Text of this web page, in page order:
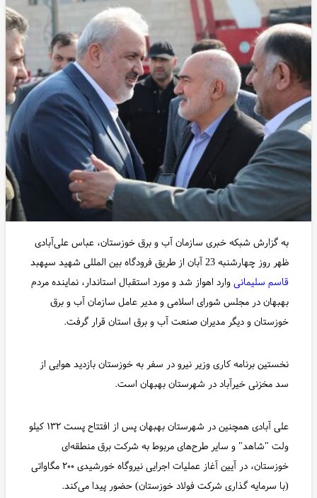
به گزارش شبکه خبری سازمان آب و برق خوزستان، عباس علی‌آبادی
ظهر روز چهارشنبه 23 آبان از طریق فرودگاه بین المللی شهید سپهبد
قاسم سلیمانیوارد اهواز شد و مورد استقبال استاندار، نماینده مردم
بهبهان در مجلس شورای اسلامی و مدیر عامل سازمان آب و برق
خوزستان و دیگر مدیران صنعت آب و برق استان قرار گرفت.
نخستین برنامه کاری وزیر نیرو در سفر به خوزستان بازدید هوایی از
سد مخزنی خیرآباد در شهرستان بهبهان است.
علی آبادی همچنین در شهرستان بهبهان پس از افتتاح پست ۱۳۲ کیلو
ولت "شاهد" و سایر طرح‌های مربوط به شرکت برق منطقه‌ای
خوزستان، در آیین آغاز عملیات اجرایی نیروگاه خورشیدی ۲۰۰ مگاواتی
(با سرمایه گذاری شرکت فولاد خوزستان) حضور پیدا می‌کند.